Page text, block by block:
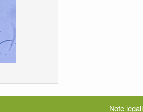
Note legali